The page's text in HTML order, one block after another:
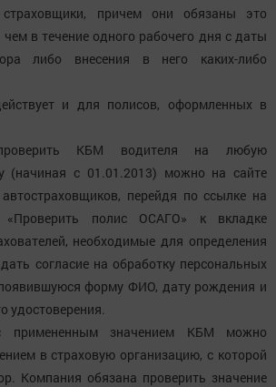
страховщики, причем они обязаны это
чем в течение одного рабочего дня с даты
либо внесения в него каких-либо
и для полисов, оформленных в
проверить КБМ водителя на любую
(начиная с 01.01.2013) можно на сайте
перейдя по ссылке на
«Проверить полис ОСАГО» к вкладке
необходимые для определения
согласие на обработку персональных
форму ФИО, дату рождения и
удостоверения.
примененным значением КБМ можно
в страховую организацию, с которой
Компания обязана проверить значение